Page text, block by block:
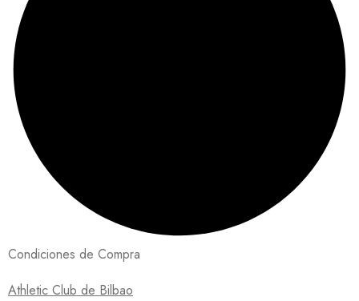
Condiciones de Compra
Athletic Club de Bilbao